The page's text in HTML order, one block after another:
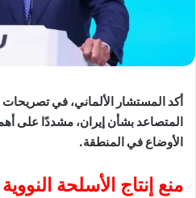
أكد المستشار الألماني، في
المتصاعد بشأن إيران، مشددًا على
الأوضاع في المنطقة.
منع إنتاج الأسلحة النووية